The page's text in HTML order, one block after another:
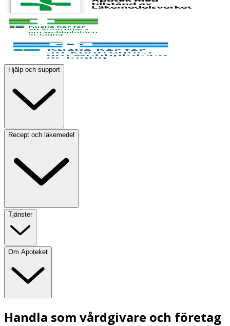
Hjälp och support
Recept och läkemedel
Tjänster
Om Apoteket
Handla som vårdgivare och företag